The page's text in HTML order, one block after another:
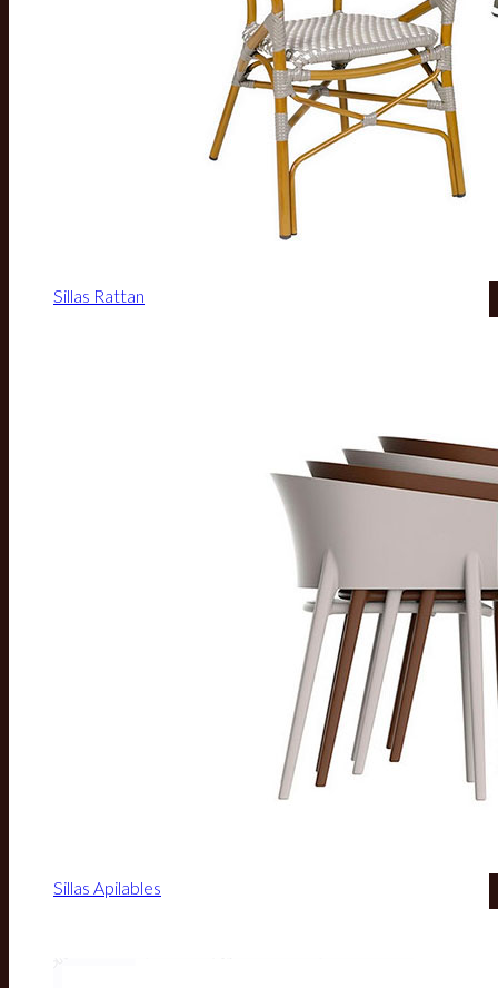
Sillas Rattan
Sillas Apilables